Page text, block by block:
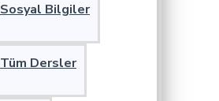
Sosyal Bilgiler
Tüm Dersler